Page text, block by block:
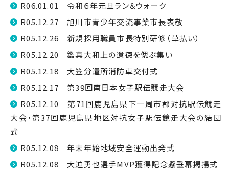
R06.01.01 令和６年元旦ラン＆ウォーク
R05.12.27 旭川市青少年交流事業市長表敬
R05.12.26 新規採用職員市長特別研修（草払い）
R05.12.20 鑑真大和上の遺徳を偲ぶ集い
R05.12.18 大笠分遣所消防車交付式
R05.12.17 第39回南日本女子駅伝競走大会
R05.12.10 第71回鹿児島県下一周市郡対抗駅伝競走
大会・第37回鹿児島県地区対抗女子駅伝競走大会の結団
式
R05.12.08 年末年始地域安全運動出発式
R05.12.08 大迫勇也選手MVP獲得記念懸垂幕掲揚式